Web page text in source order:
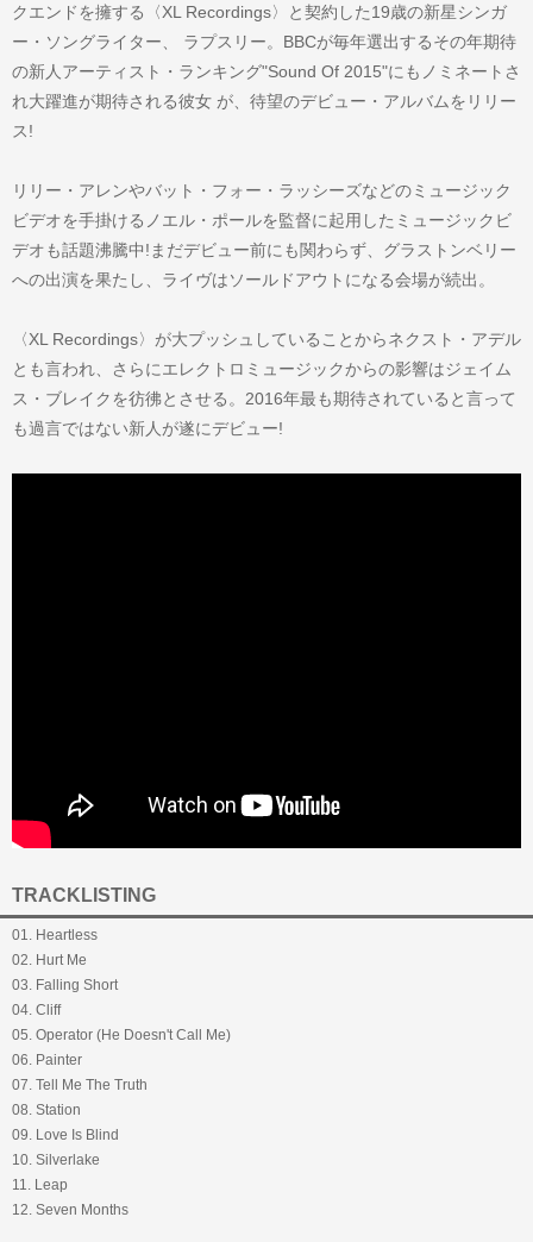
クエンドを擁する〈XL Recordings〉と契約した19歳の新星シンガ
ー・ソングライター、 ラプスリー。BBCが毎年選出するその年期待
の新人アーティスト・ランキング"Sound Of 2015"にもノミネートさ
れ大躍進が期待される彼女 が、待望のデビュー・アルバムをリリー
ス!
リリー・アレンやバット・フォー・ラッシーズなどのミュージック
ビデオを手掛けるノエル・ポールを監督に起用したミュージックビ
デオも話題沸騰中!まだデビュー前にも関わらず、グラストンベリー
への出演を果たし、ライヴはソールドアウトになる会場が続出。
〈XL Recordings〉が大プッシュしていることからネクスト・アデル
とも言われ、さらにエレクトロミュージックからの影響はジェイム
ス・ブレイクを彷彿とさせる。2016年最も期待されていると言って
も過言ではない新人が遂にデビュー!
TRACKLISTING
01. Heartless
02. Hurt Me
03. Falling Short
04. Cliff
05. Operator (He Doesn't Call Me)
06. Painter
07. Tell Me The Truth
08. Station
09. Love Is Blind
10. Silverlake
11. Leap
12. Seven Months